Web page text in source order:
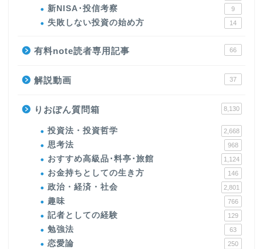
新NISA･投信考察 9
失敗しない投資の始め方 14
有料note読者専用記事 66
解説動画 37
りおぽん質問箱 8,130
投資法・投資哲学 2,668
思考法 968
おすすめ高級品･料亭･旅館 1,124
お金持ちとしての生き方 146
政治・経済・社会 2,801
趣味 766
記者としての経験 129
勉強法 63
恋愛論 250